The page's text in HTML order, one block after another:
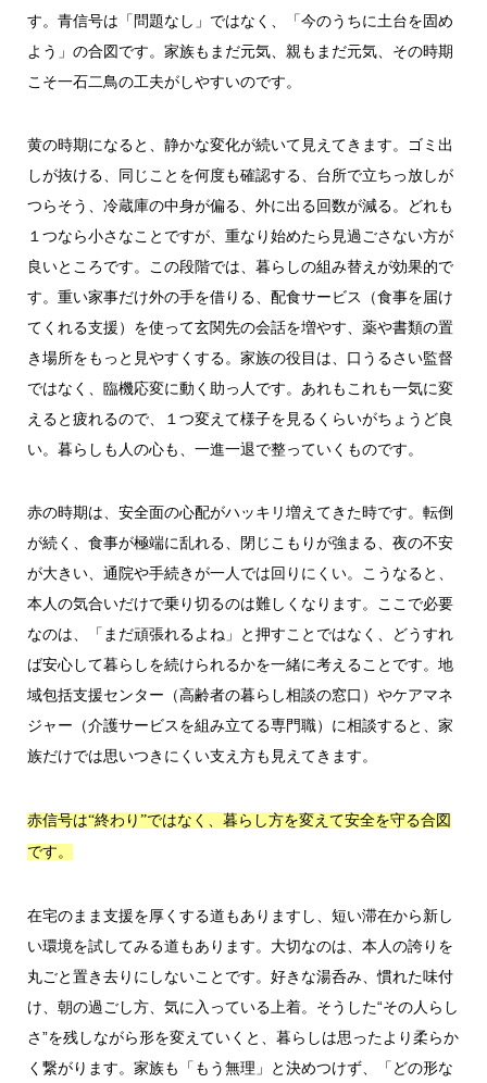
す。青信号は「問題なし」ではなく、「今のうちに土台を固め
よう」の合図です。家族もまだ元気、親もまだ元気、その時期
こそ一石二鳥の工夫がしやすいのです。
黄の時期になると、静かな変化が続いて見えてきます。ゴミ出
しが抜ける、同じことを何度も確認する、台所で立ちっ放しが
つらそう、冷蔵庫の中身が偏る、外に出る回数が減る。どれも
１つなら小さなことですが、重なり始めたら見過ごさない方が
良いところです。この段階では、暮らしの組み替えが効果的で
す。重い家事だけ外の手を借りる、配食サービス（食事を届け
てくれる支援）を使って玄関先の会話を増やす、薬や書類の置
き場所をもっと見やすくする。家族の役目は、口うるさい監督
ではなく、臨機応変に動く助っ人です。あれもこれも一気に変
えると疲れるので、１つ変えて様子を見るくらいがちょうど良
い。暮らしも人の心も、一進一退で整っていくものです。
赤の時期は、安全面の心配がハッキリ増えてきた時です。転倒
が続く、食事が極端に乱れる、閉じこもりが強まる、夜の不安
が大きい、通院や手続きが一人では回りにくい。こうなると、
本人の気合いだけで乗り切るのは難しくなります。ここで必要
なのは、「まだ頑張れるよね」と押すことではなく、どうすれ
ば安心して暮らしを続けられるかを一緒に考えることです。地
域包括支援センター（高齢者の暮らし相談の窓口）やケアマネ
ジャー（介護サービスを組み立てる専門職）に相談すると、家
族だけでは思いつきにくい支え方も見えてきます。
赤信号は“終わり”ではなく、暮らし方を変えて安全を守る合図
です。
在宅のまま支援を厚くする道もありますし、短い滞在から新し
い環境を試してみる道もあります。大切なのは、本人の誇りを
丸ごと置き去りにしないことです。好きな湯呑み、慣れた味付
け、朝の過ごし方、気に入っている上着。そうした“その人らし
さ”を残しながら形を変えていくと、暮らしは思ったより柔らか
く繋がります。家族も「もう無理」と決めつけず、「どの形な